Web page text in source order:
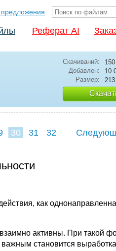
Реферат AI
Скачиваний:
150
Добавлен:
Размер:
30 31 32
как
активны. При такой
становится выработка